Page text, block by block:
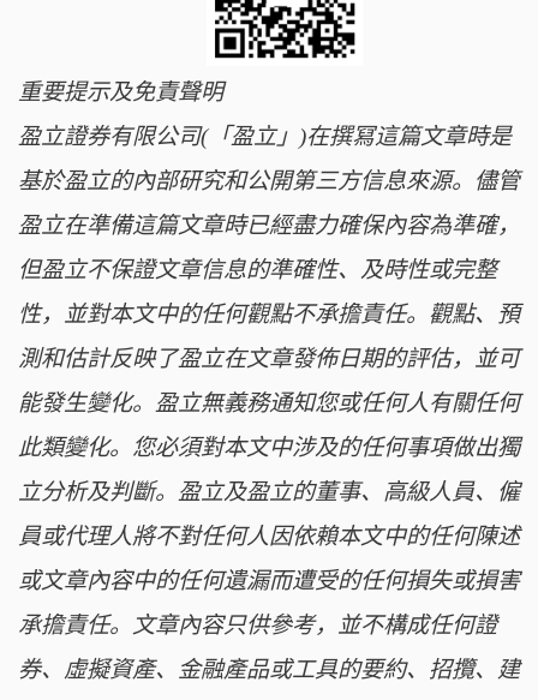
重要提示及免責聲明
盈立證券有限公司(「盈立」)在撰冩這篇文章時是
基於盈立的內部研究和公開第三方信息來源。儘管
盈立在準備這篇文章時已經盡力確保內容為準確，
但盈立不保證文章信息的準確性、及時性或完整
性，並對本文中的任何觀點不承擔責任。觀點、預
測和估計反映了盈立在文章發佈日期的評估，並可
能發生變化。盈立無義務通知您或任何人有關任何
此類變化。您必須對本文中涉及的任何事項做出獨
立分析及判斷。盈立及盈立的董事、高級人員、僱
員或代理人將不對任何人因依賴本文中的任何陳述
或文章內容中的任何遺漏而遭受的任何損失或損害
承擔責任。文章內容只供參考，並不構成任何證
券、虛擬資產、金融產品或工具的要約、招攬、建